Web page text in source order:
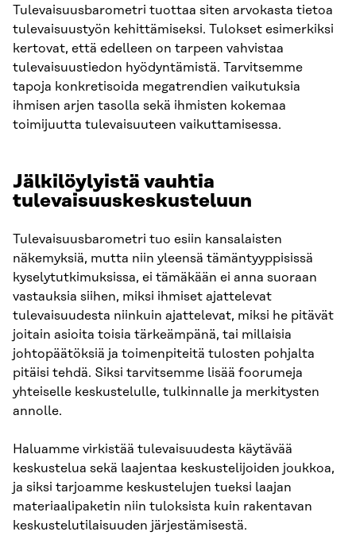
Tulevaisuusbarometri tuottaa siten arvokasta tietoa
tulevaisuustyön kehittämiseksi. Tulokset esimerkiksi
kertovat, että edelleen on tarpeen vahvistaa
tulevaisuustiedon hyödyntämistä. Tarvitsemme
tapoja konkretisoida megatrendien vaikutuksia
ihmisen arjen tasolla sekä ihmisten kokemaa
toimijuutta tulevaisuuteen vaikuttamisessa.
Jälkilöylyistä vauhtia
tulevaisuuskeskusteluun
Tulevaisuusbarometri tuo esiin kansalaisten
näkemyksiä, mutta niin yleensä tämäntyyppisissä
kyselytutkimuksissa, ei tämäkään ei anna suoraan
vastauksia siihen, miksi ihmiset ajattelevat
tulevaisuudesta niinkuin ajattelevat, miksi he pitävät
joitain asioita toisia tärkeämpänä, tai millaisia
johtopäätöksiä ja toimenpiteitä tulosten pohjalta
pitäisi tehdä. Siksi tarvitsemme lisää foorumeja
yhteiselle keskustelulle, tulkinnalle ja merkitysten
annolle.
Haluamme virkistää tulevaisuudesta käytävää
keskustelua sekä laajentaa keskustelijoiden joukkoa,
ja siksi tarjoamme keskustelujen tueksi laajan
materiaalipaketin niin tuloksista kuin rakentavan
keskustelutilaisuuden järjestämisestä.